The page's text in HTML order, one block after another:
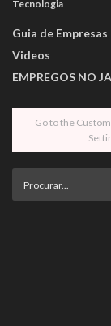
Tecnologia
Guia de Empresas
Videos
EMPREGOS NO
Go to the